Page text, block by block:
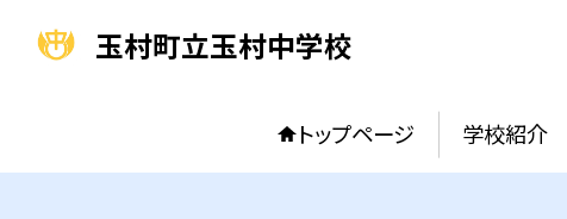
玉村町立玉村中学校
トップページ 学校紹介